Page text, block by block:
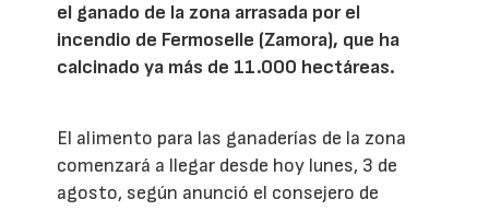
el ganado de la zona arrasada por el
incendio de Fermoselle (Zamora), que ha
calcinado ya más de 11.000 hectáreas.
El alimento para las ganaderías de la zona
comenzará a llegar desde hoy lunes, 3 de
agosto, según anunció el consejero de